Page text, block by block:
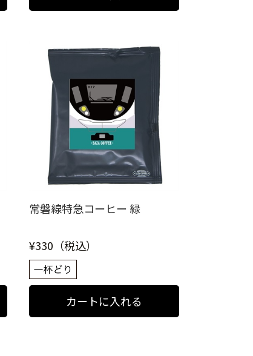
常磐線特急コーヒー 緑
¥330（税込）